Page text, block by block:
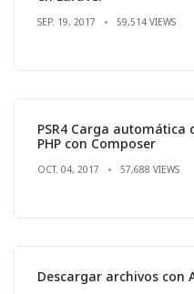
SEP. 19, 2017 59,514 VIEWS
PSR4 Carga automática
PHP con Composer
OCT. 04, 2017 57,688 VIEWS
Descargar archivos con